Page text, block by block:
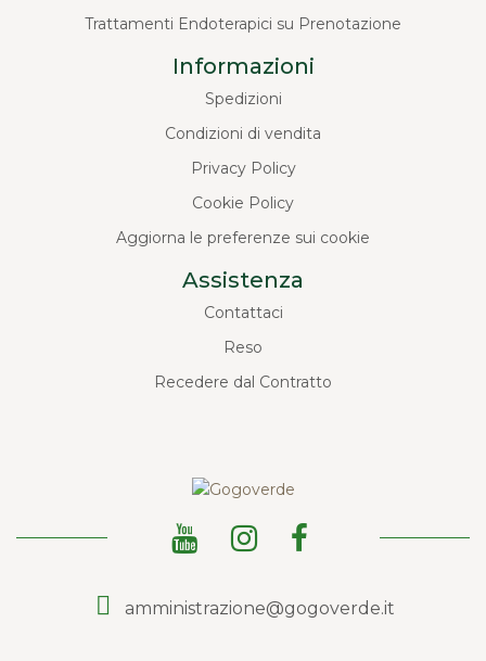
Trattamenti Endoterapici su Prenotazione
Informazioni
Spedizioni
Condizioni di vendita
Privacy Policy
Cookie Policy
Aggiorna le preferenze sui cookie
Assistenza
Contattaci
Reso
Recedere dal Contratto
amministrazione@gogoverde.it